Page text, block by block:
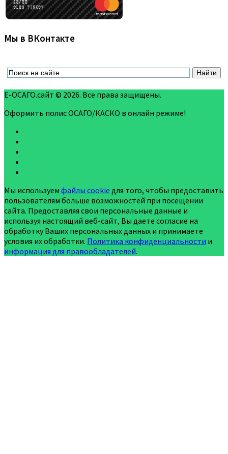
Мы в ВКонтакте
Е-ОСАГО.сайт © 2026. Все права защищены.
Оформить полис ОСАГО/КАСКО в онлайн режиме!
Мы используем файлы cookie для того, чтобы предоставить
пользователям больше возможностей при посещении
сайта. Предоставляя свои персональные данные и
используя настоящий веб-сайт, Вы даете согласие на
обработку Ваших персональных данных и принимаете
условия их обработки. Политика конфиденциальности и
информация для правообладателей.